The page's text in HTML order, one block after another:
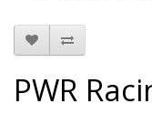
PWR